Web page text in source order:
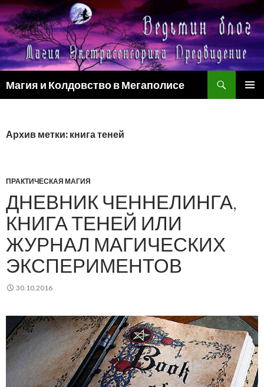
Магия и Колдовство в Мегаполисе
Архив метки: книга теней
ПРАКТИЧЕСКАЯ МАГИЯ
ДНЕВНИК ЧЕННЕЛИНГА,
КНИГА ТЕНЕЙ ИЛИ
ЖУРНАЛ МАГИЧЕСКИХ
ЭКСПЕРИМЕНТОВ
30.10.2016